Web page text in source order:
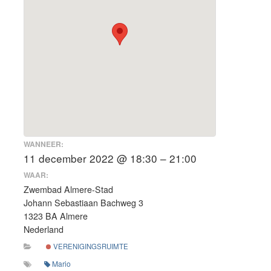
WANNEER:
11 december 2022 @ 18:30 – 21:00
WAAR:
Zwembad Almere-Stad
Johann Sebastiaan Bachweg 3
1323 BA Almere
Nederland
VERENIGINGSRUIMTE
Mario